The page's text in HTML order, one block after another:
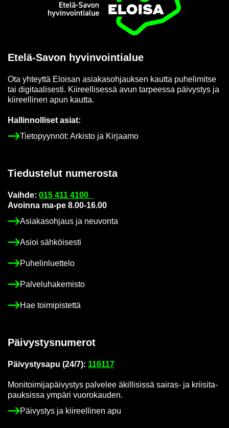
Etusi­vu
Etelä-​Savon hy­vin­voin­tia­lue
Ota yh­teyt­tä Eloi­san asia­kas­oh­jauk­sen kaut­ta pu­he­li­mit­se
tai di­gi­taa­li­ses­ti. Kii­reel­li­ses­sä avun tar­pees­sa päi­vys­tys ja
kii­reel­li­nen apun kaut­ta.
Hal­lin­nol­li­set asiat:
Tie­to­pyyn­nöt: Ar­kis­to ja Kir­jaa­mo
Tie­dus­te­lut nu­me­ros­ta
Vaih­de: 015 411 4100
Avoin­na ma-pe 8.00-16.00
Asia­kas­oh­jaus ja neu­von­ta
Asioi säh­köi­ses­ti
Pu­he­lin­luet­te­lo
Pal­ve­lu­ha­ke­mis­to
Hae toi­mi­pis­tet­tä
Päi­vys­tys­nu­me­rot
Päi­vys­tys­a­pu (24/7): 116117
Mo­ni­toi­mi­ja­päi­vys­tys pal­ve­lee äkil­li­sis­sä sairas-​ ja krii­si­ta­
pauk­sis­sa ym­pä­ri vuo­ro­kau­den.
Päi­vys­tys ja kii­reel­li­nen apu